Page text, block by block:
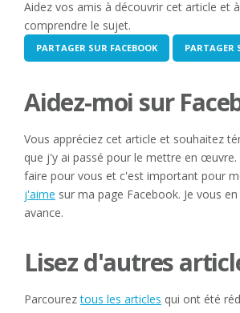
Aidez vos amis à découvrir cet article et
comprendre le sujet.
PARTAGER SUR FACEBOOK PARTAGER
Aidez-moi sur
Vous appréciez cet article et souhaitez
que j'y ai passé pour le mettre en œuvre.
faire pour vous et c'est important pour
j'aime sur ma page Facebook. Je vous
avance.
Lisez d'autres
Parcoureztous les articles qui ont été